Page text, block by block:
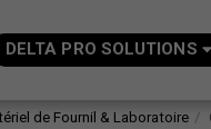
DELTA PRO SOLUTIONS
de Fournil & Laboratoire